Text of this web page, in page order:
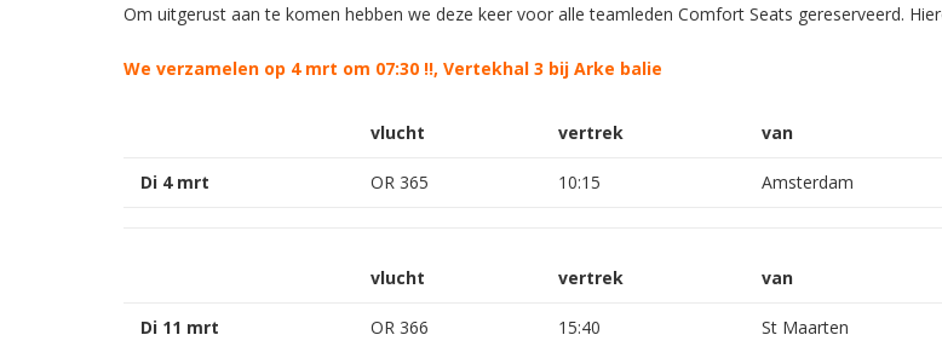
Om uitgerust aan te komen hebben we deze keer voor alle teamleden Comfort Seats gereserveerd.
We verzamelen op 4 mrt om 07:30 !!, Vertekhal 3 bij Arke balie
vlucht vertrek van
Di 4 mrt OR 365 10:15 Amsterdam
vlucht vertrek van
Di 11 mrt OR 366 15:40 St Maarten